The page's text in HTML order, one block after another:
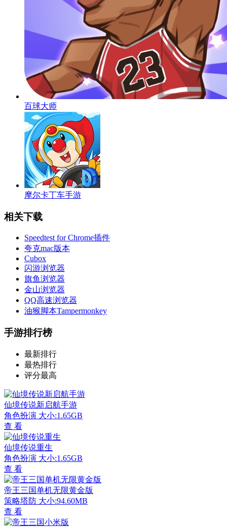
百球大师
摩尔卡丁车手游
相关下载
Speedtest for Chrome插件
夸克mac版本
Cubox
闪游浏览器
旗鱼浏览器
金山浏览器
QQ高速浏览器
油猴脚本Tampermonkey
手游排行榜
最新排行
最热排行
评分最高
仙境传说新启航手游
角色扮演 大小:1.65GB
查 看
仙境传说重生
角色扮演 大小:1.65GB
查 看
帝王三国单机无限黄金版
策略塔防 大小:94.60MB
查 看